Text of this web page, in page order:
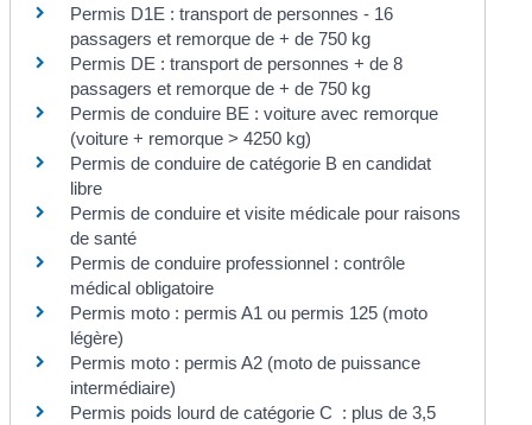
Permis D1E : transport de personnes - 16
passagers et remorque de + de 750 kg
Permis DE : transport de personnes + de 8
passagers et remorque de + de 750 kg
Permis de conduire BE : voiture avec remorque
(voiture + remorque > 4250 kg)
Permis de conduire de catégorie B en candidat
libre
Permis de conduire et visite médicale pour raisons
de santé
Permis de conduire professionnel : contrôle
médical obligatoire
Permis moto : permis A1 ou permis 125 (moto
légère)
Permis moto : permis A2 (moto de puissance
intermédiaire)
Permis poids lourd de catégorie C : plus de 3,5